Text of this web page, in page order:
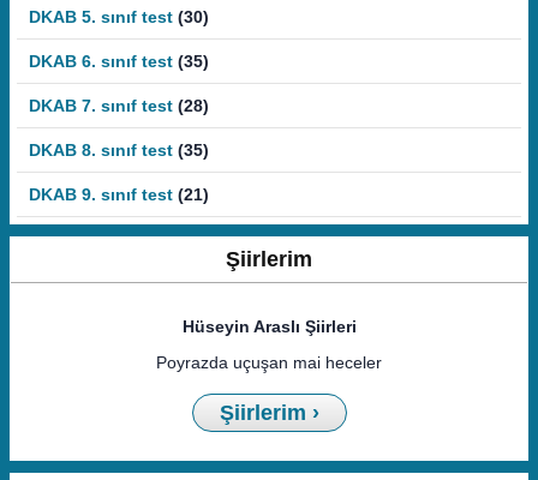
DKAB 5. sınıf test (30)
DKAB 6. sınıf test (35)
DKAB 7. sınıf test (28)
DKAB 8. sınıf test (35)
DKAB 9. sınıf test (21)
Şiirlerim
Hüseyin Araslı Şiirleri
Poyrazda uçuşan mai heceler
Şiirlerim ›